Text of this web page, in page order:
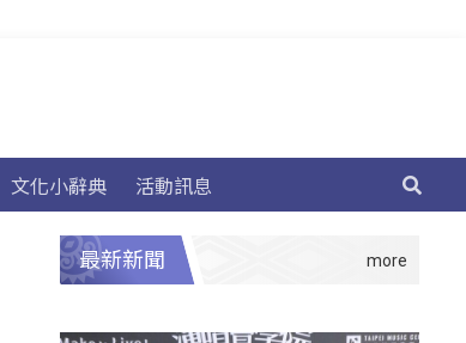
文化小辭典 活動訊息
最新新聞